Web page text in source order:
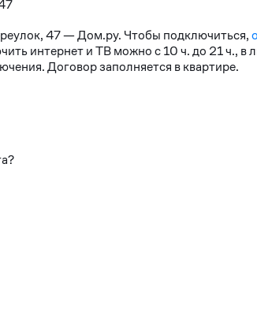
47 — Дом.ру. Чтобы подключиться,
интернет и ТВ можно с 10 ч. до 21 ч.,
Договор заполняется в квартире.